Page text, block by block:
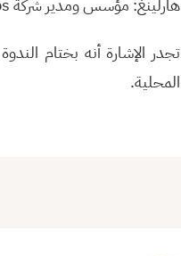
هارلينغ: مؤسس ومدير شركة Synaps.
المحلية.